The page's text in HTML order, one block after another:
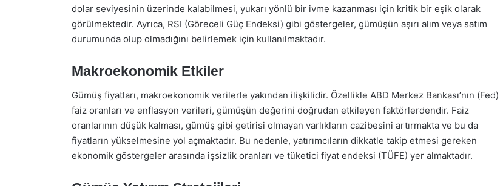
dolar seviyesinin üzerinde kalabilmesi, yukarı yönlü bir ivme kazanması için kritik bir eşik olarak
görülmektedir. Ayrıca, RSI (Göreceli Güç Endeksi) gibi göstergeler, gümüşün aşırı alım veya satım
durumunda olup olmadığını belirlemek için kullanılmaktadır.
Makroekonomik Etkiler
Gümüş fiyatları, makroekonomik verilerle yakından ilişkilidir. Özellikle ABD Merkez Bankası’nın (Fed)
faiz oranları ve enflasyon verileri, gümüşün değerini doğrudan etkileyen faktörlerdendir. Faiz
oranlarının düşük kalması, gümüş gibi getirisi olmayan varlıkların cazibesini artırmakta ve bu da
fiyatların yükselmesine yol açmaktadır. Bu nedenle, yatırımcıların dikkatle takip etmesi gereken
ekonomik göstergeler arasında işsizlik oranları ve tüketici fiyat endeksi (TÜFE) yer almaktadır.